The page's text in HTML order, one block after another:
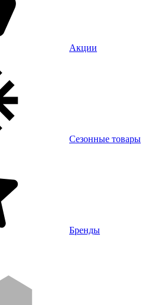
Акции
Сезонные товары
Бренды